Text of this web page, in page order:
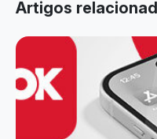
Artigos